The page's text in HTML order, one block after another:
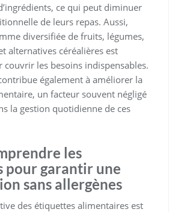
ce qui peut diminuer
de leurs repas. Aussi,
diversifiée de fruits, légumes,
alternatives céréalières est
les besoins indispensables.
également à améliorer la
un facteur souvent négligé
la gestion quotidienne de ces
les
pour garantir une
sans allergènes
des étiquettes alimentaires est